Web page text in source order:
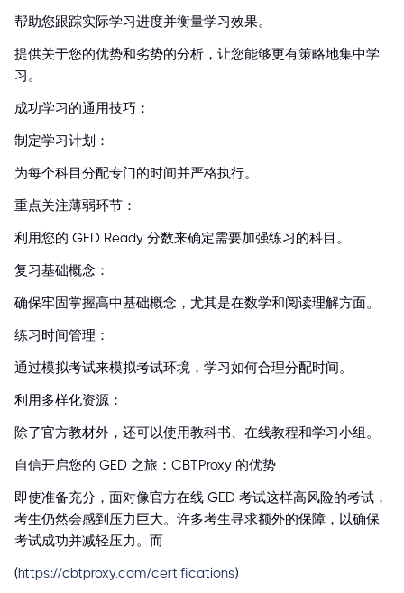
帮助您跟踪实际学习进度并衡量学习效果。
提供关于您的优势和劣势的分析，让您能够更有策略地集中学
习。
成功学习的通用技巧：
制定学习计划：
为每个科目分配专门的时间并严格执行。
重点关注薄弱环节：
利用您的 GED Ready 分数来确定需要加强练习的科目。
复习基础概念：
确保牢固掌握高中基础概念，尤其是在数学和阅读理解方面。
练习时间管理：
通过模拟考试来模拟考试环境，学习如何合理分配时间。
利用多样化资源：
除了官方教材外，还可以使用教科书、在线教程和学习小组。
自信开启您的 GED 之旅：CBTProxy 的优势
即使准备充分，面对像官方在线 GED 考试这样高风险的考试，
考生仍然会感到压力巨大。许多考生寻求额外的保障，以确保
考试成功并减轻压力。而
(https://cbtproxy.com/certifications)